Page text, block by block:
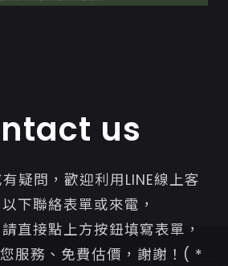
us
疑問，歡迎利用LINE線上客
下聯絡表單或來電，
直接點上方按鈕填寫表單，
服務、免費估價，謝謝！( *